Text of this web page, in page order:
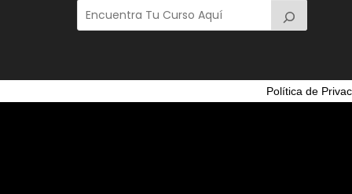
Política de